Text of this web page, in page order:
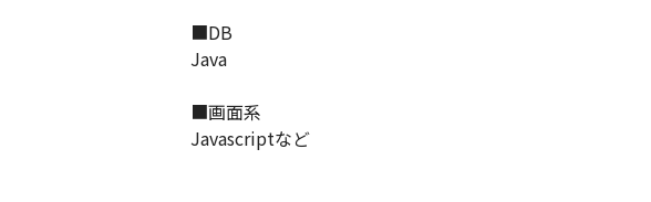
■DB
Java
■画面系
Javascriptなど